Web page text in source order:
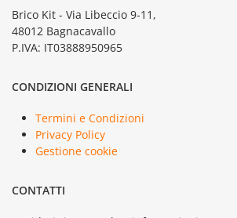
Brico Kit - Via Libeccio 9-11,
48012 Bagnacavallo
P.IVA: IT03888950965
CONDIZIONI GENERALI
Termini e Condizioni
Privacy Policy
Gestione cookie
CONTATTI